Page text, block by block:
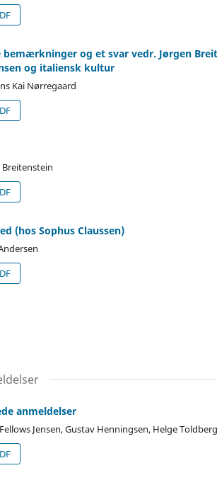
bemærkninger og et svar vedr. Jørgen
og italiensk kultur
Kai Nørregaard
Breitenstein
(hos Sophus Claussen)
anmeldelser
Jensen, Gustav Henningsen, Helge